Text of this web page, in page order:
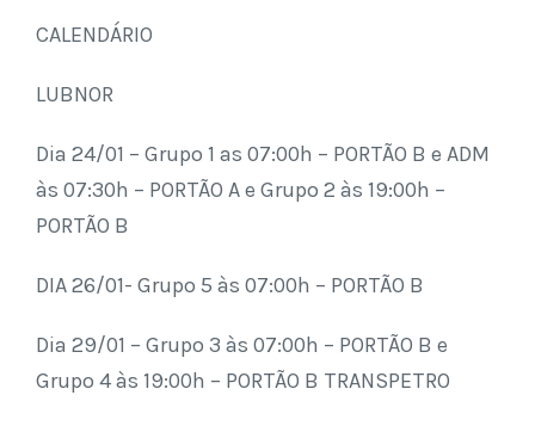
CALENDÁRIO
LUBNOR
Dia 24/01 – Grupo 1 as 07:00h – PORTÃO B e ADM
às 07:30h – PORTÃO Ae Grupo 2 às 19:00h –
PORTÃO B
DIA 26/01- Grupo 5 às 07:00h – PORTÃO B
Dia 29/01 – Grupo 3 às 07:00h – PORTÃO B e
Grupo 4 às 19:00h – PORTÃO B TRANSPETRO